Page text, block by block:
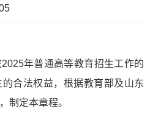
年普通高等教育招生工作的
合法权益，根据教育部及山东
制定本章程。